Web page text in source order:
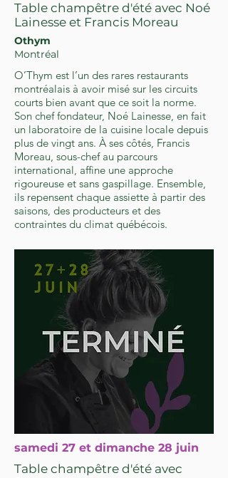
Table champêtre d'été avec Noé
Lainesse et Francis Moreau
Othym
Montréal
O’Thym est l’un des rares restaurants
montréalais à avoir misé sur les circuits
courts bien avant que ce soit la norme.
Son chef fondateur, Noé Lainesse, en fait
un laboratoire de la cuisine locale depuis
plus de vingt ans. À ses côtés, Francis
Moreau, sous-chef au parcours
international, affine une approche
rigoureuse et sans gaspillage. Ensemble,
ils repensent chaque assiette à partir des
saisons, des producteurs et des
contraintes du climat québécois.
samedi 27 et dimanche 28 juin
Table champêtre d'été avec